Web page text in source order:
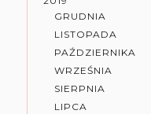
GRUDNIA
LISTOPADA
PAŹDZIERNIKA
WRZEŚNIA
SIERPNIA
LIPCA